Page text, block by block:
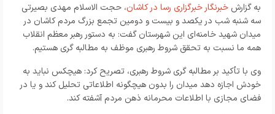
به گزارش خبرنگار خبرگزاری رسا در کاشان، حجت الاسلام مهدی بصیرتی
سه شنبه شب در یکصد و بیست و دومین تجمع بزرگ مردم کاشان در
میدان شهید خامنه‌ای این شهرستان گفت: به دستور رهبر معظم انقلاب
همه ما نسبت به تحقق شروط رهبری موظف به مطالبه گری هستیم.
وی با تأکید بر مطالبه گری شروط رهبری، تصریح کرد: هیچکس نباید به
خودش اجازه دهد میدان را بدون هیچگونه اطلاعاتی تحلیل کند و یا در
فضای مجازی با اطلاعات محرمانه ذهن مردم آشفته کند.